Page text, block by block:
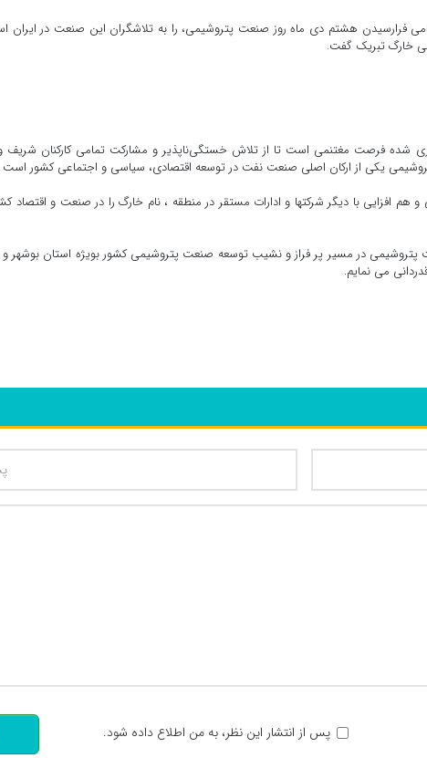
فرارسیدن هشتم دی ماه روز صنعت پتروشیمی، را به تلاشگران این صنعت در ایران
خارگ تبریک گفت.
شده فرصت مغتنمی است تا از تلاش خستگی‌ناپذیر و مشارکت تمامی کارکنان
یکی از ارکان اصلی صنعت نفت در توسعه اقتصادی، سیاسی و اجتماعی کشور است
افزایی با دیگر شرکتها و ادارات مستقر در منطقه ، نام خارگ را در صنعت و اقتصاد
پتروشیمی در مسیر پر فراز و نشیب توسعه صنعت پتروشیمی کشور بویژه استان بوشهر
می نمایم.
پس از انتشار این نظر، به من اطلاع داده شود.